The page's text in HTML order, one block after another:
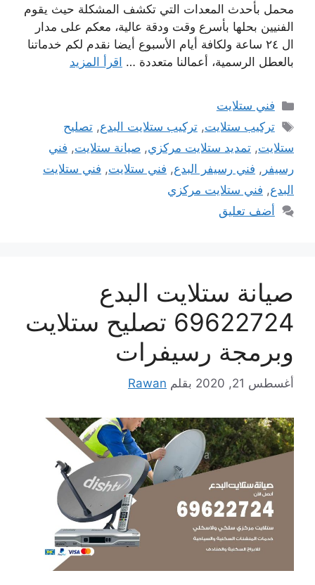
محمل بأحدث المعدات التي تكشف المشكلة حيث يقوم
الفنيين بحلها بأسرع وقت ودقة عالية، معكم على مدار
ال ٢٤ ساعة ولكافة أيام الأسبوع أيضا نقدم لكم خدماتنا
بالعطل الرسمية، أعمالنا متعددة … اقرأ المزيد
التصنيفات
فني ستلايت
الوسوم
تركيب ستلايت,تركيب ستلايت البدع,تصليح
ستلايت, تمديد ستلايت مركزي, صيانة ستلايت, فني
رسيفر , فني رسيفر البدع, فني ستلايت, فني ستلايت
البدع, فني ستلايت مركزي
أضف تعليق
صيانة ستلايت البدع
69622724 تصليح ستلايت
وبرمجة رسيفرات
أغسطس 21, 2020 بقلم Rawan